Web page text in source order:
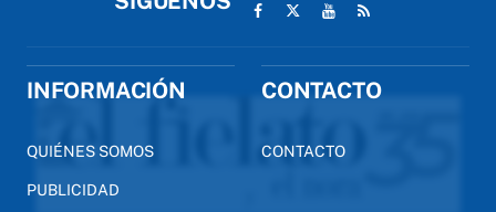
INFORMACIÓN
QUIÉNES SOMOS
PUBLICIDAD
CONTACTO
CONTACTO